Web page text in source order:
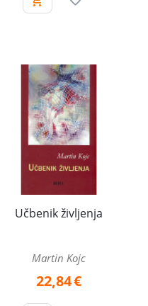
Učbenik življenja
Martin Kojc
22,84€